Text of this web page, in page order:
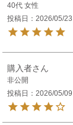
40代 女性
投稿日
2026/05/23
購入者
非公開
投稿日
2026/05/09